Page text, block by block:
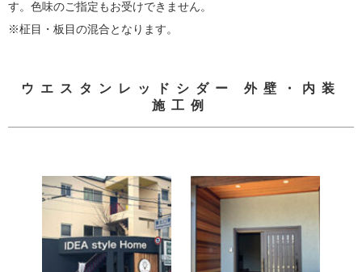
す。色味のご指定もお受けできません。
※柾目・板目の混合となります。
ウエスタンレッドシダー 外壁・内装
施工例